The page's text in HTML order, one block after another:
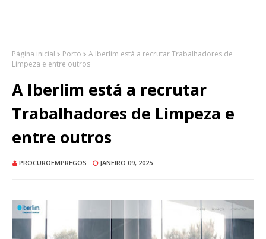
Página inicial Porto
A Iberlim está a recrutar Trabalhadores de
Limpeza e entre outros
A Iberlim está a recrutar
Trabalhadores de Limpeza e
entre outros
PROCUROEMPREGOS JANEIRO 09, 2025